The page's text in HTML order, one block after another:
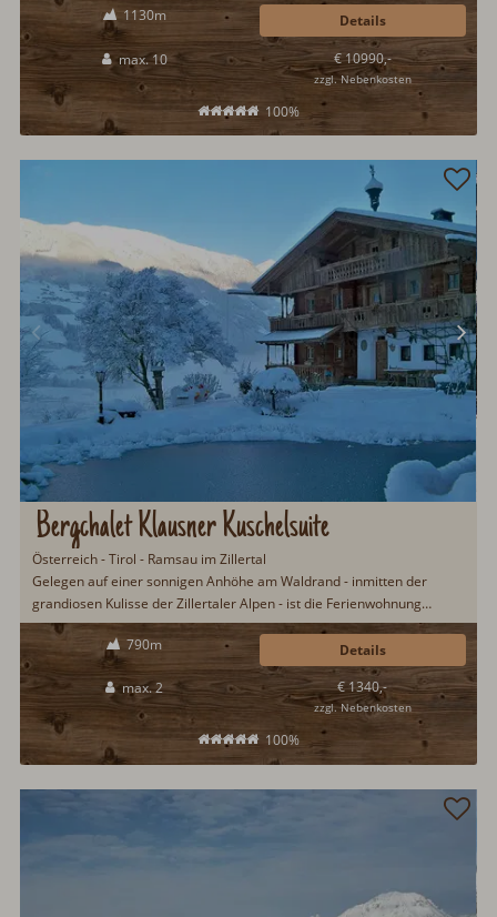
Materialien, HotPot auf der Terrasse, Sauna, Schwimmteich, Ski in/Ski
out u.v.m., machen das Heustadl 1732 zu dem Hüttenerlebnis
schlechthin...
1130m
max. 10
100%
€ 10990,-
zzgl. Nebenkosten
Details
Bergchalet Klausner Kuschelsuite
Österreich - Tirol - Ramsau im Zillertal
Gelegen auf einer sonnigen Anhöhe am Waldrand - inmitten der
grandiosen Kulisse der Zillertaler Alpen - ist die Ferienwohnung
»Kuschelsuite« die perfekte Unterkunft...
790m
max. 2
100%
€ 1340,-
zzgl. Nebenkosten
Details